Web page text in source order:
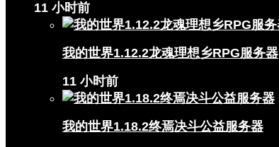
11 小时前
我的世界1.12.2龙魂理想乡RPG服务器
11 小时前
我的世界1.18.2终焉决斗公益服务器